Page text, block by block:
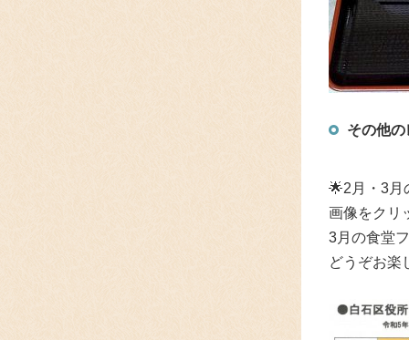
その他
🌟2月・3
画像をクリ
3月の食堂
どうぞお楽